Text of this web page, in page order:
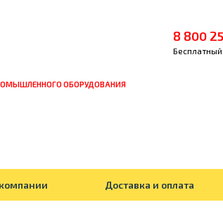
ОБОРУДОВАНИЯ
8 800
Бесплатный
Доставка и оплата